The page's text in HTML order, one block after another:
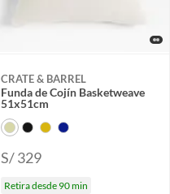
CRATE & BARREL
Funda de Cojín Basketweave
51x51cm
S/ 329
Retira desde 90 min